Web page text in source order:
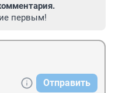
первым!
Отправить